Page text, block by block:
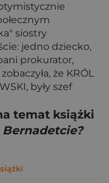
siostry
jedno dziecko,
prokurator,
że KRÓL
były szef
temat książki
Bernadetcie?